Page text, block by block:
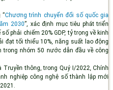
“Chương trình chuyển đổi số quốc gia
2030”, xác định mục tiêu phát triển
phải chiếm 20% GDP, tỷ trọng về kinh
đạt tối thiểu 10%, năng suất lao động
nhóm 50 nước dẫn đầu về công
thông, trong Quý I/2022, Chính
nghiệp công nghệ số thành lập mới